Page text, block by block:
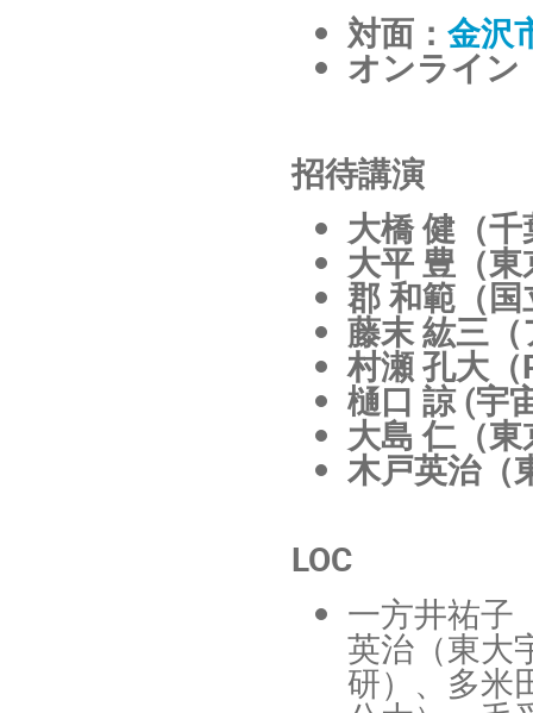
対面： 金沢
オンライン
招待講演
大橋 健（
大平 豊（
郡 和範（
藤末 紘三
村瀬 孔大
樋口 諒 (宇
大島 仁（
木戸英治（
LOC
一方井祐子
英治（東大
研）、多米